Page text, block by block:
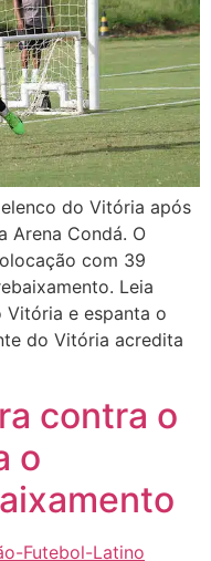
do Vitória após
Arena Condá. O
com 39
Leia
Vitória e espanta o
do Vitória acredita
contra o
o